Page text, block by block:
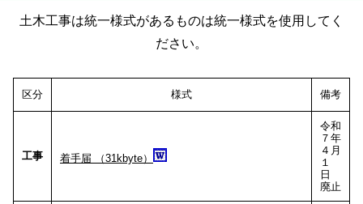
土木工事は統一様式があるものは統一様式を使用してく
ださい。
区分 様式 備考
工事 着手届 （31kbyte）
令和
７年
４月
１
日
廃止